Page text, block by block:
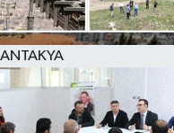
ANTAKYA